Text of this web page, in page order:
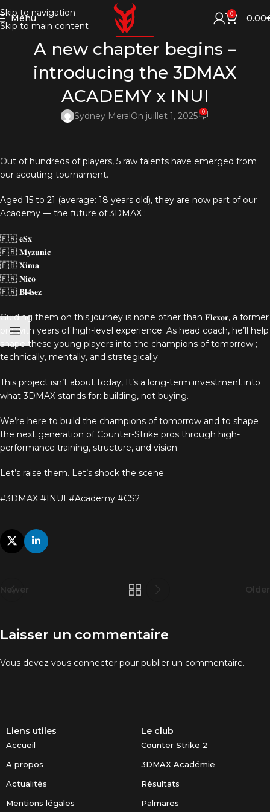
Skip to navigation
Skip to main content
Menu 0 0.00
ACTUALITÉS
A new chapter begins –
introducing the 3DMAX
ACADEMY x INUI
Sydney MeralOn juillet 1, 2025 0
Out of hundreds of players, 5 raw talents have emerged from
our scouting tournament.
Aged 15 to 21 (average: 18 years old), they are now part of our
Academy — the future of 3DMAX :
🇫🇷 𝐞𝐒𝐱
🇫🇷 𝐌𝐲𝐳𝐮𝐧𝐢𝐜
🇫🇷 𝐗𝐢𝐦𝐚
🇫🇷 𝐍𝐢𝐜𝐨
🇫🇷 𝐁𝐥𝟒𝐬𝐞𝐳
Guiding them on this journey is none other than 𝐅𝐥𝐞𝐱𝐨𝐫, a former
pro with years of high-level experience. As head coach, he’ll help
shape these young players into the champions of tomorrow ;
technically, mentally, and strategically.
This project isn’t about today, It’s a long-term investment into
what 3DMAX stands for: building, not buying.
We’re here to build the champions of tomorrow and to shape
the next generation of Counter-Strike pros through high-
performance training, structure, and vision.
Let’s raise them. Let’s shock the scene.
#3DMAX #INUI #Academy #CS2
Newer Older
Laisser un commentaire
Vous devez vous connecter pour publier un commentaire.
Liens utiles
Accueil
A propos
Actualités
Mentions légales
Le club
Counter Strike 2
3DMAX Académie
Résultats
Palmares
sont pas
facultatifs. Ils
sont
nécessaires au
fonctionnement
Afin que nous
puissions
améliorer la
du site Web,
de votre visite.
ces cookies,
Marketing
votre intérêt et
comportement
visitez notre